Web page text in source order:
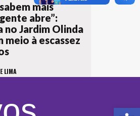
mais
abre”:
no Jardim Olinda
meio à escassez
LIMA